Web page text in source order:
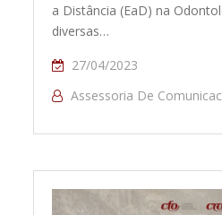
a Distância (EaD) na
diversas…
27/04/2023
Assessoria De